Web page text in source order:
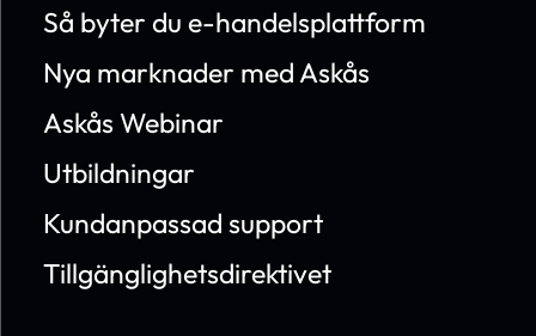
Så byter du e-handelsplattform
Nya marknader med Askås
Askås Webinar
Utbildningar
Kundanpassad support
Tillgänglighetsdirektivet